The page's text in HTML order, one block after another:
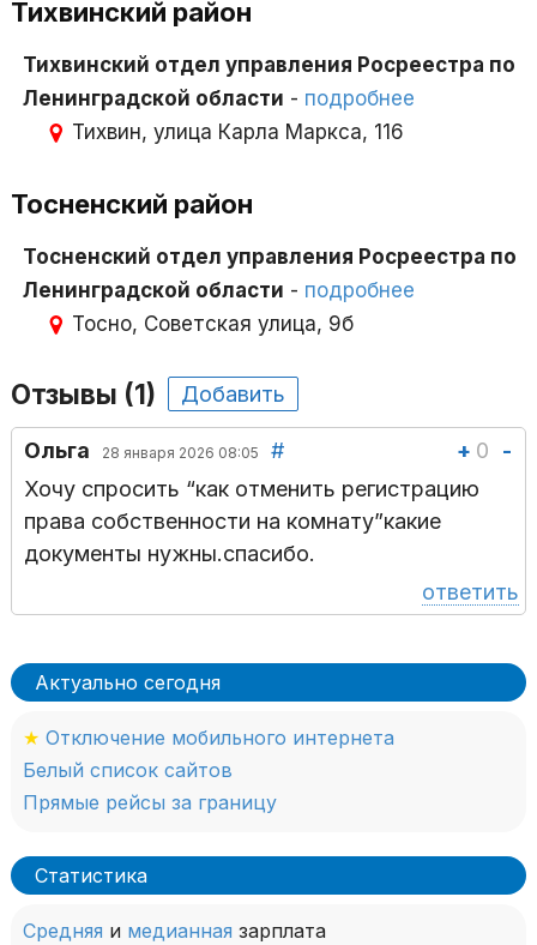
Тихвинский район
Тихвинский отдел управления Росреестра по
Ленинградской области - подробнее
Тихвин, улица Карла Маркса, 116
Тосненский район
Тосненский отдел управления Росреестра по
Ленинградской области - подробнее
Тосно, Советская улица, 9б
Отзывы (1) Добавить
Ольга 28 января 2026 08:05 # + 0
-
Хочу спросить “как отменить регистрацию
права собственности на комнату”какие
документы нужны.спасибо.
ответить
Актуально сегодня
★ Отключение мобильного интернета
Белый список сайтов
Прямые рейсы за границу
Статистика
Средняя и медианная зарплата